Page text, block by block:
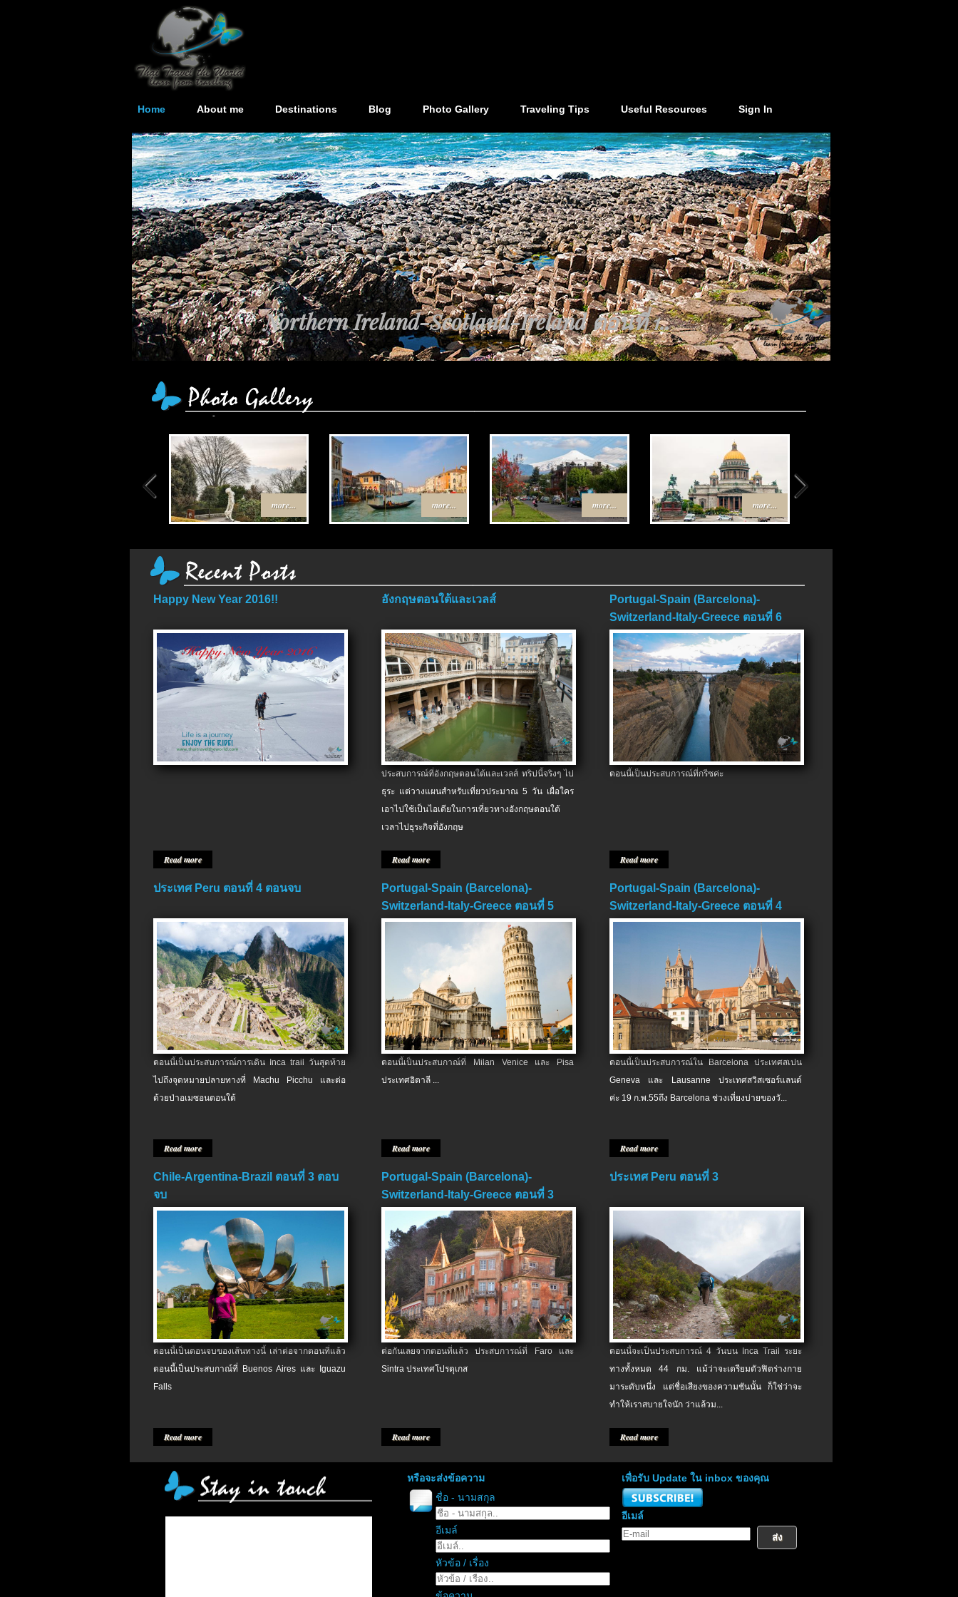
Home About me Destinations Blog Photo Gallery Traveling Tips Useful Resources Sign In
เส้นทาง Egypt-Jordan ตอนที่ 4 ตอนจบ..
more... more... more... more...
Happy New Year 2016!!
Read more
อังกฤษตอนใต้และเวลส์
ประสบการณ์ที่อังกฤษตอนใต้และเวลส์ ทริปนี้จริงๆ ไป
ธุระ แต่วางแผนสำหรับเที่ยวประมาณ 5 วัน เผื่อใคร
เอาไปใช้เป็นไอเดียในการเที่ยวทางอังกฤษตอนใต้
เวลาไปธุระกิจที่อังกฤษ
Read more
Portugal-Spain (Barcelona)-
Switzerland-Italy-Greece ตอนที่ 6
ตอนจบ
ตอนนี้เป็นประสบการณ์ที่กรีซค่ะ
Read more
ประเทศ Peru ตอนที่ 4 ตอนจบ
ตอนนี้เป็นประสบการณ์การเดิน Inca trail วันสุดท้าย
ไปถึงจุดหมายปลายทางที่ Machu Picchu และต่อ
ด้วยป่าอเมซอนตอนใต้
Read more
Portugal-Spain (Barcelona)-
Switzerland-Italy-Greece ตอนที่ 5
ตอนนี้เป็นประสบกาณ์ที่ Milan Venice และ Pisa
ประเทศอิตาลี ...
Read more
Portugal-Spain (Barcelona)-
Switzerland-Italy-Greece ตอนที่ 4
ตอนนี้เป็นประสบการณ์ใน Barcelona ประเทศสเปน
Geneva และ Lausanne ประเทศสวิสเซอร์แลนด์
ค่ะ 19 ก.พ.​55ถึง Barcelona ช่วงเที่ยงบ่ายของวั...
Read more
Chile-Argentina-Brazil ตอนที่ 3 ตอบ
จบ
ตอนนี้เป็นตอนจบของเส้นทางนี้ เล่าต่อจากตอนที่แล้ว
ตอนนี้เป็นประสบกาณ์ที่ Buenos Aires และ Iguazu
Falls
Read more
Portugal-Spain (Barcelona)-
Switzerland-Italy-Greece ตอนที่ 3
ต่อกันเลยจากตอนที่แล้ว ประสบการณ์ที่ Faro และ
Sintra ประเทศโปรตุเกส
Read more
ประเทศ Peru ตอนที่ 3
ตอนนี้จะเป็นประสบการณ์ 4 วันบน Inca Trail ระยะ
ทางทั้งหมด 44 กม. แม้ว่าจะเตรียมตัวฟิตร่างกาย
มาระดับหนึ่ง แต่ชื่อเสียงของความชันนั้น ก็ใช่ว่าจะ
ทำให้เราสบายใจนัก ว่าแล้วม...
Read more
หรือจะส่งข้อความ
ชื่อ - นามสกุล
อีเมล์
หัวข้อ / เรื่อง
เพื่อรับ Update ใน inbox ของคุณ
อีเมล์
ส่ง